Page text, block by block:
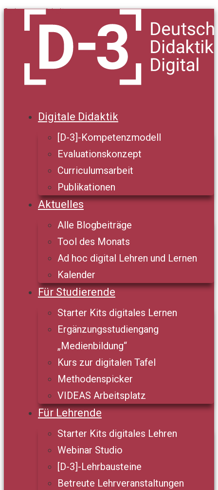
Springe zum Inhalt
Digitale Didaktik
[D-3]-Kompetenzmodell
Evaluationskonzept
Curriculumsarbeit
Publikationen
Aktuelles
Alle Blogbeiträge
Tool des Monats
Ad hoc digital Lehren und Lernen
Kalender
Für Studierende
Starter Kits digitales Lernen
Ergänzungsstudiengang
„Medienbildung“
Kurs zur digitalen Tafel
Methodenspicker
VIDEAS Arbeitsplatz
Für Lehrende
Starter Kits digitales Lehren
Webinar Studio
[D-3]-Lehrbausteine
Betreute Lehrveranstaltungen